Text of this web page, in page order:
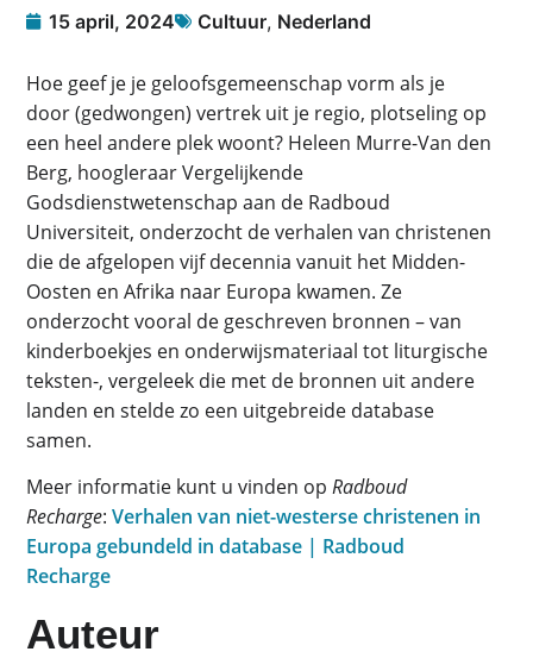
15 april, 2024 Cultuur, Nederland
Hoe geef je je geloofsgemeenschap vorm als je
door (gedwongen) vertrek uit je regio, plotseling op
een heel andere plek woont? Heleen Murre-Van den
Berg, hoogleraar Vergelijkende
Godsdienstwetenschap aan de Radboud
Universiteit, onderzocht de verhalen van christenen
die de afgelopen vijf decennia vanuit het Midden-
Oosten en Afrika naar Europa kwamen. Ze
onderzocht vooral de geschreven bronnen – van
kinderboekjes en onderwijsmateriaal tot liturgische
teksten-, vergeleek die met de bronnen uit andere
landen en stelde zo een uitgebreide database
samen.
Meer informatie kunt u vinden op Radboud
Recharge: Verhalen van niet-westerse christenen in
Europa gebundeld in database | Radboud
Recharge
Auteur